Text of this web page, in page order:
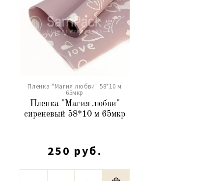
Пленка "Магия любви" 58*10 м
65мкр
Пленка "Магия любви"
сиреневый 58*10 м 65мкр
250 руб.